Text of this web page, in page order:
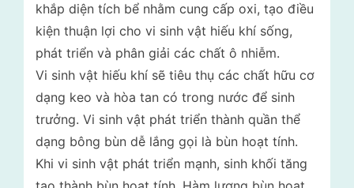
khắp diện tích bể nhằm cung cấp oxi, tạo điều
kiện thuận lợi cho vi sinh vật hiếu khí sống,
phát triển và phân giải các chất ô nhiễm.
Vi sinh vật hiếu khí sẽ tiêu thụ các chất hữu cơ
dạng keo và hòa tan có trong nước để sinh
trưởng. Vi sinh vật phát triển thành quần thể
dạng bông bùn dễ lắng gọi là bùn hoạt tính.
Khi vi sinh vật phát triển mạnh, sinh khối tăng